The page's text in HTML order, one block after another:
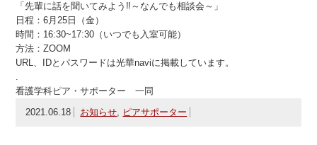
「先輩に話を聞いてみよう‼～なんでも相談会～」
日程：6月25日（金）
時間：16:30~17:30（いつでも入室可能）
方法：ZOOM
URL、IDとパスワードは光華naviに掲載しています。
.
看護学科ピア・サポーター 一同
2021.06.18
お知らせ, ピアサポーター